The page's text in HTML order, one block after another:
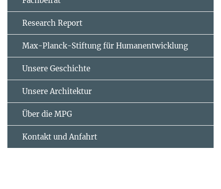
Research Report
Max-Planck-Stiftung für Humanentwicklung
Unsere Geschichte
Unsere Architektur
Über die MPG
Kontakt und Anfahrt